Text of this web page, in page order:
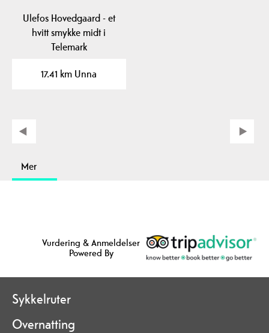
Ulefos Hovedgaard - et
hvitt smykke midt i
Telemark
17.41 km Unna
Mer
Vurdering & Anmeldelser
Powered By
Sykkelruter
Overnatting